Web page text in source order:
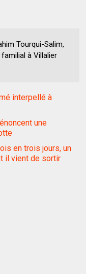
Tourqui-Salim,
à Villalier
interpellé à
une
en trois jours, un
il vient de sortir